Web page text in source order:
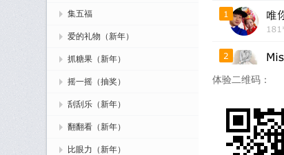
集五福
爱的礼物（新年）
抓糖果（新年）
摇一摇（抽奖）
刮刮乐（新年）
翻翻看（新年）
比眼力（新年）
体验二维码：